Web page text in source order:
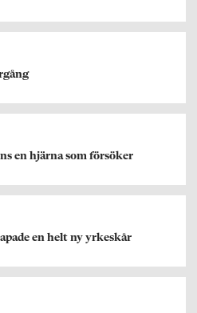
en hjärna som försöker
en helt ny yrkeskår